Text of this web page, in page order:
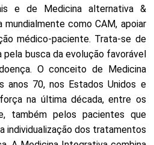
e de Medicina alternativa &
como CAM, apoiar
médico-paciente. Trata-se de
pela busca da evolução favorável
O conceito de Medicina
anos 70, nos Estados Unidos e
na última década, entre os
também pelos pacientes que
individualização dos tratamentos